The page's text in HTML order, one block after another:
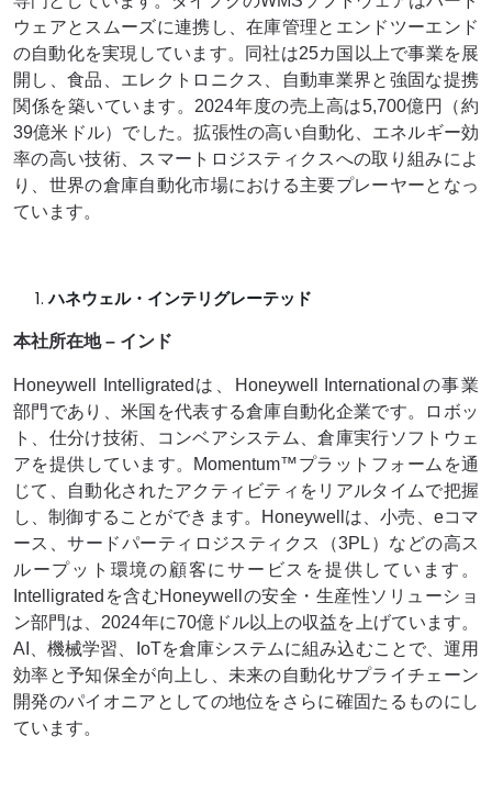
ウェアとスムーズに連携し、在庫管理とエンドツーエンド
の自動化を実現しています。同社は25カ国以上で事業を展
開し、食品、エレクトロニクス、自動車業界と強固な提携
関係を築いています。2024年度の売上高は5,700億円（約
39億米ドル）でした。拡張性の高い自動化、エネルギー効
率の高い技術、スマートロジスティクスへの取り組みによ
り、世界の倉庫自動化市場における主要プレーヤーとなっ
ています。
ハネウェル・インテリグレーテッド
本社所在地 – インド
Honeywell Intelligratedは、Honeywell Internationalの事業
部門であり、米国を代表する倉庫自動化企業です。ロボッ
ト、仕分け技術、コンベアシステム、倉庫実行ソフトウェ
アを提供しています。Momentum™プラットフォームを通
じて、自動化されたアクティビティをリアルタイムで把握
し、制御することができます。Honeywellは、小売、eコマ
ース、サードパーティロジスティクス（3PL）などの高ス
ループット環境の顧客にサービスを提供しています。
Intelligratedを含むHoneywellの安全・生産性ソリューショ
ン部門は、2024年に70億ドル以上の収益を上げています。
AI、機械学習、IoTを倉庫システムに組み込むことで、運用
効率と予知保全が向上し、未来の自動化サプライチェーン
開発のパイオニアとしての地位をさらに確固たるものにし
ています。